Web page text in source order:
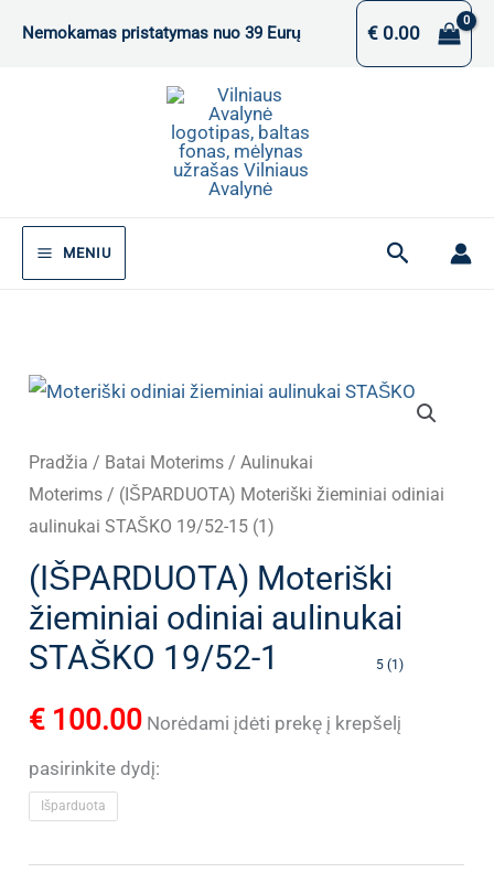
Nemokamas pristatymas nuo 39 Eurų €0.00
MENIU Paieška
Pradžia / Batai Moterims /Aulinukai
Moterims / (IŠPARDUOTA) Moteriški žieminiai odiniai
aulinukai STAŠKO 19/52-15 (1)
(IŠPARDUOTA) Moteriški
žieminiai odiniai aulinukai
STAŠKO 19/52-1
5 (1)
€ 100.00 Norėdami įdėti prekę į krepšelį
pasirinkite dydį:
Išparduota